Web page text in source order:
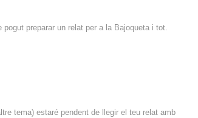
preparar un relat per a la Bajoqueta i tot.
tema) estaré pendent de llegir el teu relat amb